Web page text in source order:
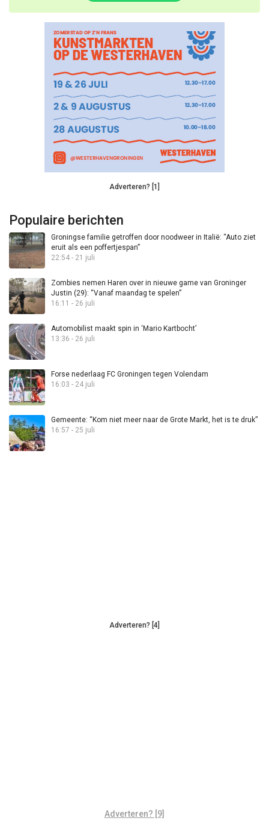
Adverteren? [1]
Populaire berichten
Groningse familie getroffen door noodweer in Italië: “Auto ziet
eruit als een poffertjespan”
22:54 - 21 juli
Zombies nemen Haren over in nieuwe game van Groninger
Justin (29): “Vanaf maandag te spelen”
16:11 - 26 juli
Automobilist maakt spin in ‘Mario Kartbocht’
13:36 - 26 juli
Forse nederlaag FC Groningen tegen Volendam
16:03 - 24 juli
Gemeente: “Kom niet meer naar de Grote Markt, het is te druk”
16:57 - 25 juli
Adverteren? [4]
Adverteren? [9]